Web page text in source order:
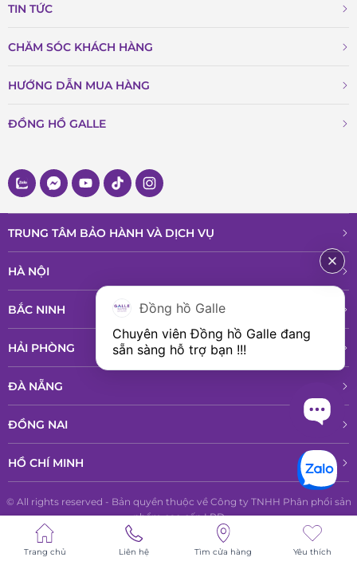
TIN TỨC
CHĂM SÓC KHÁCH HÀNG
HƯỚNG DẪN MUA HÀNG
ĐỒNG HỒ GALLE
TRUNG TÂM BẢO HÀNH VÀ DỊCH VỤ
HÀ NỘI
BẮC NINH
HẢI PHÒNG
ĐÀ NẴNG
ĐỒNG NAI
HỒ CHÍ MINH
© All rights reserved - Bản quyền thuộc về Công ty TNHH Phân phổi sản
phẩm cao cấp LPD
Trang chủ Liên hệ Tìm cửa hàng Yêu thích
Đồng hồ Galle
Chuyên viên Đồng hồ Galle đang
sẵn sàng hỗ trợ bạn !!!